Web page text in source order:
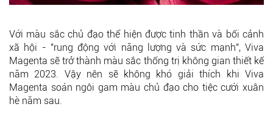
Với màu sắc chủ đạo thể hiện được tinh thần và bối cảnh
xã hội - "rung động với năng lượng và sức mạnh", Viva
Magenta sẽ trở thành màu sắc thống trị không gian thiết kế
năm 2023. Vậy nên sẽ không khó giải thích khi Viva
Magenta soán ngôi gam màu chủ đạo cho tiệc cưới xuân
hè năm sau.